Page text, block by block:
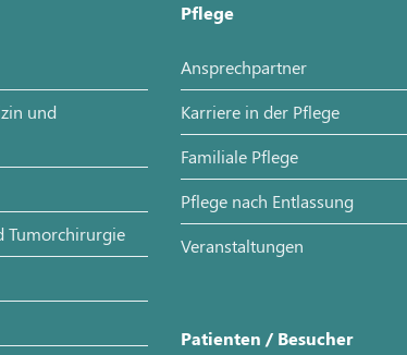
und
Tumorchirurgie
Pflege
Ansprechpartner
Karriere in der Pflege
Familiale Pflege
Pflege nach Entlassung
Veranstaltungen
Patienten / Besucher